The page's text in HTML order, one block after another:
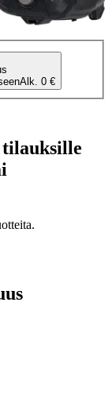
Alk. 0 €